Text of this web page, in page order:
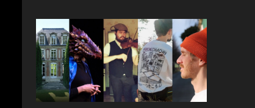
ENFANTS et ADULTES avec un objectif
simple : Prendre du plaisir ! Fort de son
expérience, après avoir formé plusieurs
centaines d’élèves au Studio PASTEL
anciennement, le Cours PASTEL revient à la
Maison de la Vie Associative dans une salle